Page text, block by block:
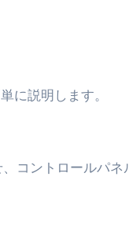
方法――「ただのイ
対応・防寒・撥
さしさ・防水・充
い・タイプ別比較
リッパー・ニッパ
タラバ・ポーショ
だ“完成された保存
に説明します。
コントロールパネ